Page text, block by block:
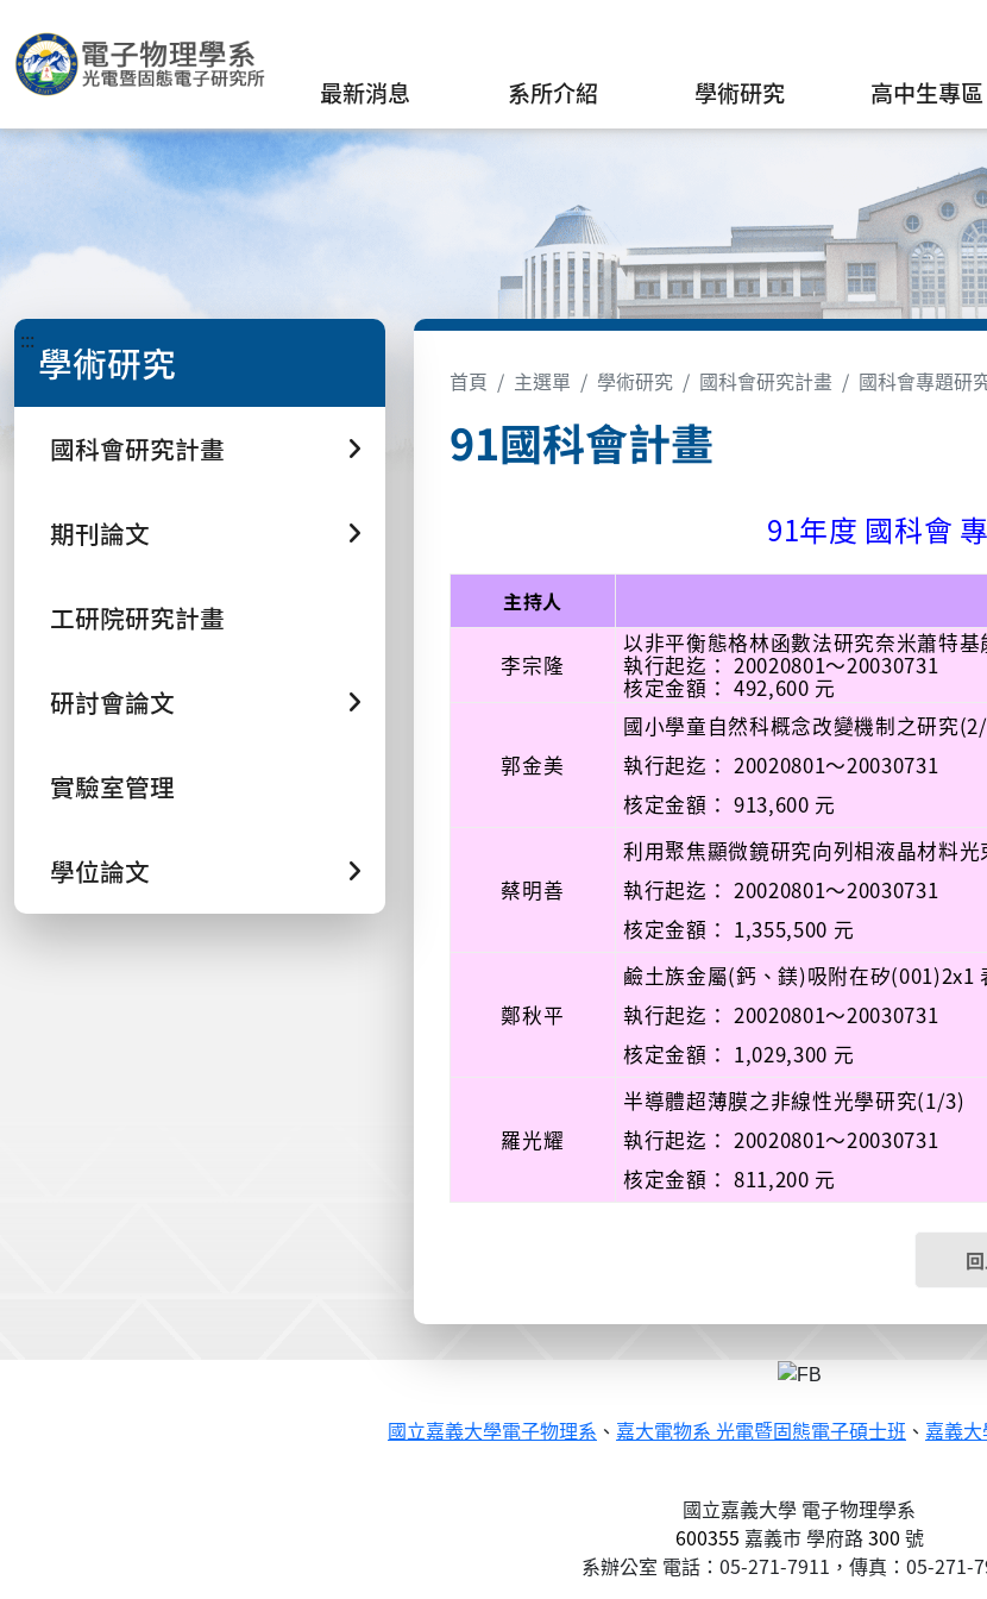
最新消息 系所介紹 學術研究 高中生專區
::: 學術研究
國科會研究計畫
期刊論文
工研院研究計畫
研討會論文
實驗室管理
學位論文
首頁 主選單 學術研究 國科會研究計畫 國科會專題研
91國科會計畫
91年度 國科會
主持人
李宗隆
以非平衡態格林函數法研究奈米蕭特
執行起迄： 20020801～20030731
核定金額： 492,600 元
郭金美
國小學童自然科概念改變機制之研究
執行起迄： 20020801～20030731
核定金額： 913,600 元
蔡明善
利用聚焦顯微鏡研究向列相液晶材料
執行起迄： 20020801～20030731
核定金額： 1,355,500 元
鄭秋平
鹼土族金屬(鈣、鎂)吸附在矽
執行起迄： 20020801～20030731
核定金額： 1,029,300 元
羅光耀
半導體超薄膜之非線性光學研究(1/3)
執行起迄： 20020801～20030731
核定金額： 811,200 元
國立嘉義大學電子物理系 、 嘉大電物系 光電暨固態電子碩士班 、 嘉義
國立嘉義大學 電子物理學系
600355 嘉義市學府路300 號
系辦公室 電話：05-271-7911，傳真：05-271-